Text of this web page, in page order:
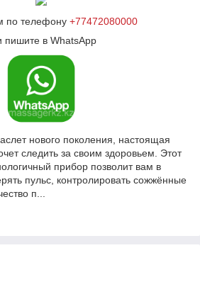
по телефону +77472080000
пишите в WhatsApp
нового поколения, настоящая
следить за своим здоровьем. Этот
прибор позволит вам в
пульс, контролировать сожжённые
п...